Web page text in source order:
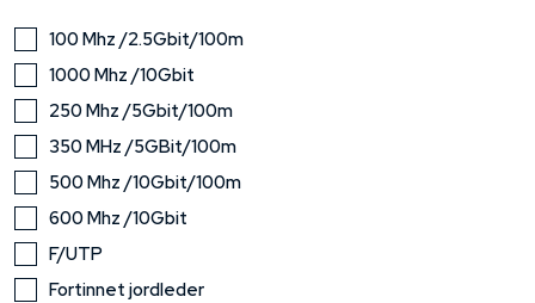
100 Mhz /2.5Gbit/100m
1000 Mhz /10Gbit
250 Mhz /5Gbit/100m
350 MHz /5GBit/100m
500 Mhz /10Gbit/100m
600 Mhz /10Gbit
F/UTP
Fortinnet jordleder